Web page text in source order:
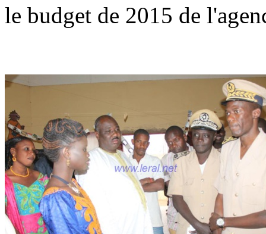
le budget de 2015 de